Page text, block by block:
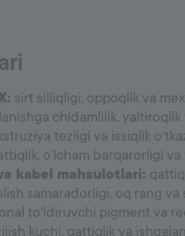
sirt silliqligi, oppoqlik va
chidamlilik,
tezligi va issiqlik
o‘lcham barqarorligi
kabel mahsulotlari:
samaradorligi, oq rang
to‘ldiruvchi pigment va
kuchi, qattiqlik va